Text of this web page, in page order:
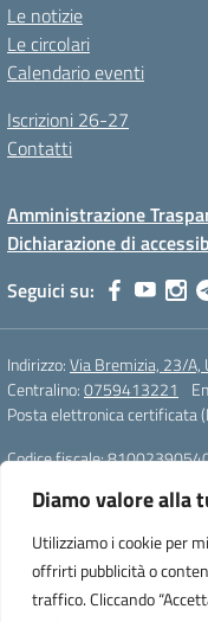
Diamo valore alla
Utilizziamo i cookie per
offrirti pubblicità o
traffico. Cliccando
Le notizie
Le circolari
Calendario eventi
Iscrizioni 26-27
Contatti
Amministrazione
Dichiarazione di
Seguici su:
Indirizzo:Via Bremizia, 23/A,
Centralino:0759413221
Posta elettronica certificata
Codice fiscale:
Codice Indice delle
Codice unico di fatturazione
Sito realizzato da Oxfirm s.r.l.